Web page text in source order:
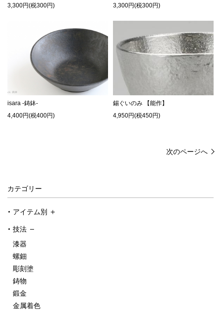
3,300円(税300円)
3,300円(税300円)
isara -鋳鉢-
4,400円(税400円)
錫ぐいのみ 【能作】
4,950円(税450円)
次のページへ
カテゴリー
アイテム別
技法
漆器
螺鈿
彫刻塗
鋳物
鍛金
金属着色